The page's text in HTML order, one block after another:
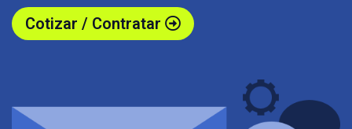
Cotizar / Contratar